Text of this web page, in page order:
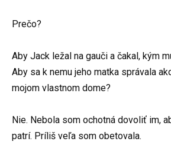
Prečo?
Aby Jack ležal na gauči a čakal, kým
Aby sa k nemu jeho matka správala
mojom vlastnom dome?
Nie. Nebola som ochotná dovoliť im,
patrí. Príliš veľa som obetovala.